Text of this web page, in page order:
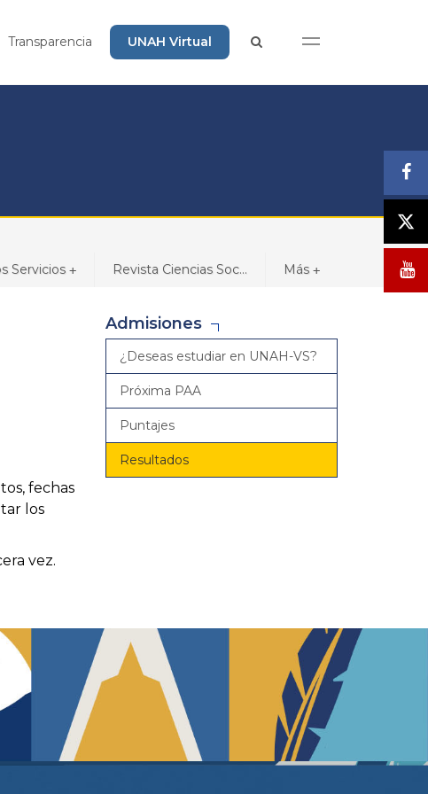
Transparencia UNAH Virtual
+
Servicios Revista Ciencias Soc... +
Más
fechas
los
vez.
Admisiones
¿Deseas estudiar en UNAH-VS?
Próxima PAA
Puntajes
Resultados